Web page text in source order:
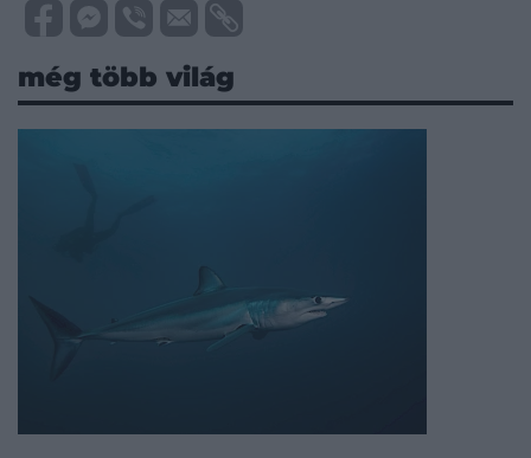
még több világ